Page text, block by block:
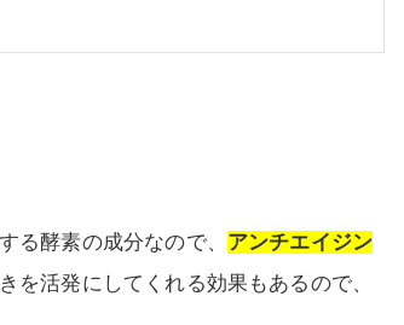
る酵素の成分なので、 アンチエイジン
を活発にしてくれる効果もあるので、